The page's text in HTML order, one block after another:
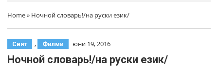
Home» Ночной словарь!/на руски език/
Свят , Филми юни 19, 2016
Ночной словарь!/на руски език/